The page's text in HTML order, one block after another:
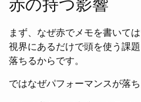
赤の持つ影響
まず、なぜ赤でメモを書いて
視界にあるだけで頭を使う課
落ちるからです。
ではなぜパフォーマンスが落ち